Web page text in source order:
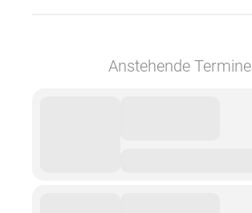
Anstehende Termine